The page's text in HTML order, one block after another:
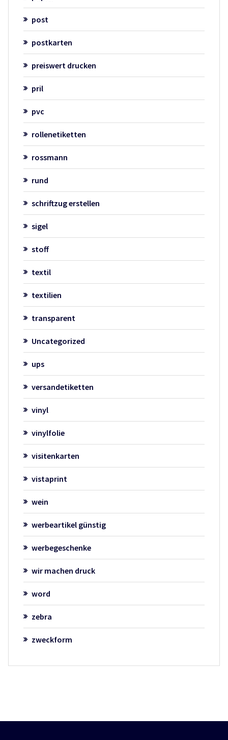
post
postkarten
preiswert drucken
pril
pvc
rollenetiketten
rossmann
rund
schriftzug erstellen
sigel
stoff
textil
textilien
transparent
Uncategorized
ups
versandetiketten
vinyl
vinylfolie
visitenkarten
vistaprint
wein
werbeartikel günstig
werbegeschenke
wir machen druck
word
zebra
zweckform